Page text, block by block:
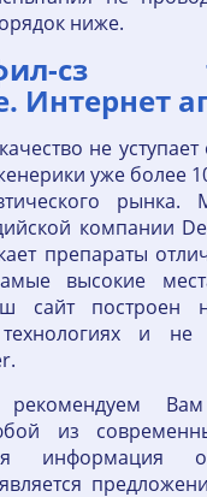
ниже.
сз
Интернет
не
уже более
рынка.
компании
препараты
высокие
сайт построен
и не
рекомендуем
из